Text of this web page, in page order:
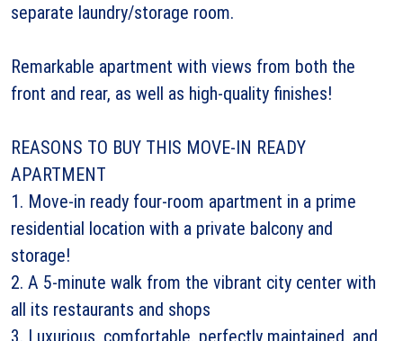
separate laundry/storage room.
Remarkable apartment with views from both the
front and rear, as well as high-quality finishes!
REASONS TO BUY THIS MOVE-IN READY
APARTMENT
1. Move-in ready four-room apartment in a prime
residential location with a private balcony and
storage!
2. A 5-minute walk from the vibrant city center with
all its restaurants and shops
3. Luxurious, comfortable, perfectly maintained, and